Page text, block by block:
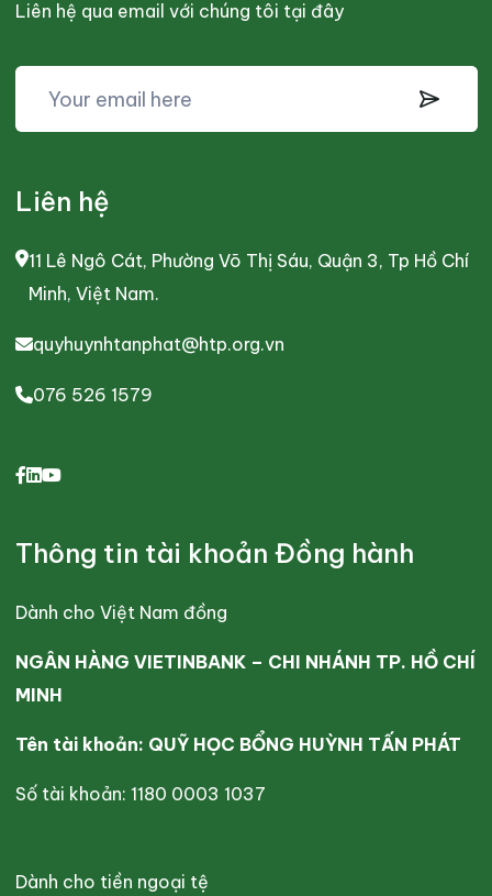
Liên hệ qua email với chúng tôi tại đây
Liên hệ
11 Lê Ngô Cát, Phường Võ Thị Sáu, Quận 3, Tp Hồ Chí
Minh, Việt Nam.
quyhuynhtanphat@htp.org.vn
076 526 1579
Thông tin tài khoản Đồng hành
Dành cho Việt Nam đồng
NGÂN HÀNG VIETINBANK – CHI NHÁNH TP. HỒ CHÍ
MINH
Tên tài khoản: QUỸ HỌC BỔNG HUỲNH TẤN PHÁT
Số tài khoản: 1180 0003 1037
Dành cho tiền ngoại tệ